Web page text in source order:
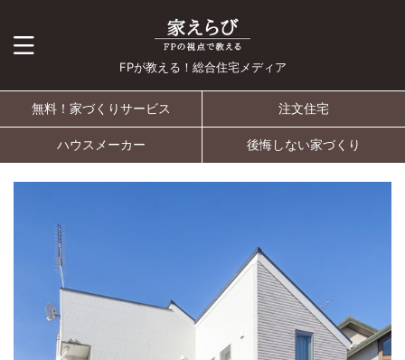
FPが教える！総合住宅メディア
無料！家づくりサービス 注文住宅
ハウスメーカー 後悔しない家づくり